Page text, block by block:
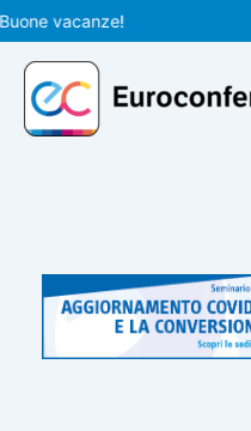
Vai
al
contenuto
vacanze!